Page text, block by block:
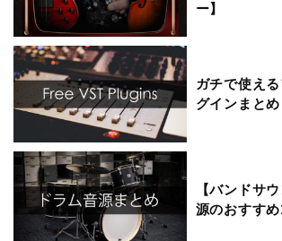
ー】
ガチで使え
グインまとめ
【バンドサ
源のおすすめ